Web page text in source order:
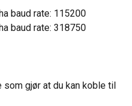
baud rate: 115200
baud rate: 318750
som gjør at du kan koble til